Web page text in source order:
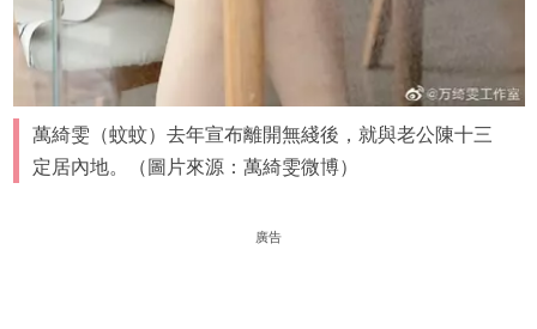
萬綺雯（蚊蚊）去年宣布離開無綫後，就與老公陳十三
定居內地。（圖片來源：萬綺雯微博）
廣告